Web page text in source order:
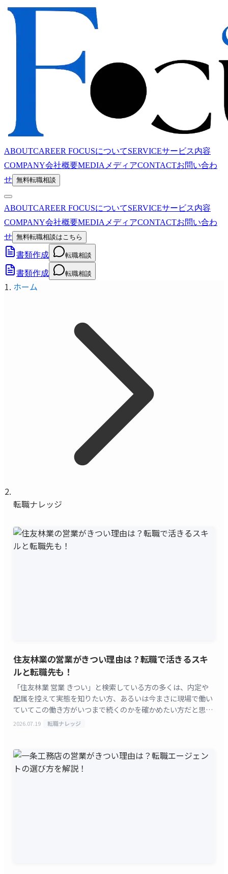
ABOUTCAREER FOCUSについてSERVICEサービス内容
COMPANY会社概要MEDIA メディアCONTACTお問い合わ
せ 無料転職相談
ABOUTCAREER FOCUSについてSERVICEサービス内容
COMPANY会社概要MEDIA メディアCONTACTお問い合わ
せ 無料転職相談はこちら
書類作成 転職相談
書類作成 転職相談
ホーム
転職ナレッジ
住友林業の営業がきつい理由は？転職で活きるスキ
ルと転職先も！
「住友林業 営業 きつい」と検索している方の多くは、内定や
配属を控えて実態を知りたい方、あるいは今まさに現場で働い
ていてこの働き方がいつまで続くのかを確かめたい方だと思い
ます。住友林業の住宅営業は、土日祝の展示場勤務、平
2026.07.19 転職ナレッジ